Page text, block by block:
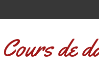
Cours de